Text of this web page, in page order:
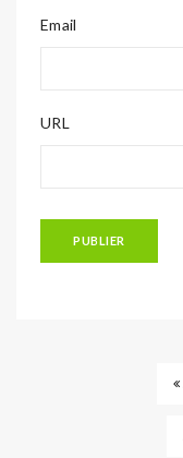
Email
URL